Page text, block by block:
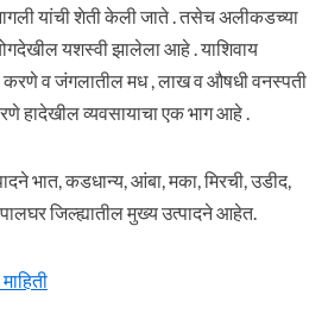
यांची शेती केली जाते . तसेच अलीकडच्या
यशस्वी झालेला आहे . याशिवाय
व जंगलातील मध , लाख व औषधी वनस्पती
हादेखील व्यवसायाचा एक भाग आहे .
भात, कडधान्य, आंबा, मका, मिरची, उडीद,
जिल्ह्यातील मुख्य उत्पादने आहेत.